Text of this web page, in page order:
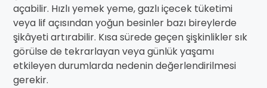
açabilir. Hızlı yemek yeme, gazlı içecek tüketimi
veya lif açısından yoğun besinler bazı bireylerde
şikâyeti artırabilir. Kısa sürede geçen şişkinlikler sık
görülse de tekrarlayan veya günlük yaşamı
etkileyen durumlarda nedenin değerlendirilmesi
gerekir.